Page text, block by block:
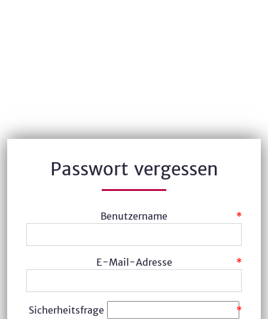
Passwort vergessen
Benutzername *
E-Mail-Adresse *
Sicherheitsfrage
*